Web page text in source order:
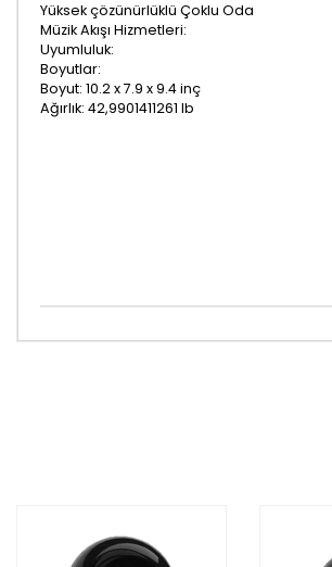
Yüksek çözünürlüklü Çoklu Oda
Müzik Akışı Hizmetleri:
Uyumluluk:
Boyutlar:
Boyut: 10.2 x 7.9 x 9.4 inç
Ağırlık: 42,9901411261 lb